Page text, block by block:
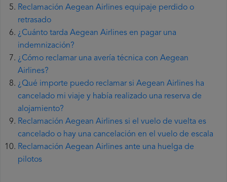
Reclamación Aegean Airlines equipaje perdido o
retrasado
¿Cuánto tarda Aegean Airlines en pagar una
indemnización?
¿Cómo reclamar una avería técnica con Aegean
Airlines?
¿Qué importe puedo reclamar si Aegean Airlines ha
cancelado mi viaje y había realizado una reserva de
alojamiento?
Reclamación Aegean Airlines si el vuelo de vuelta es
cancelado o hay una cancelación en el vuelo de escala
Reclamación Aegean Airlines ante una huelga de
pilotos